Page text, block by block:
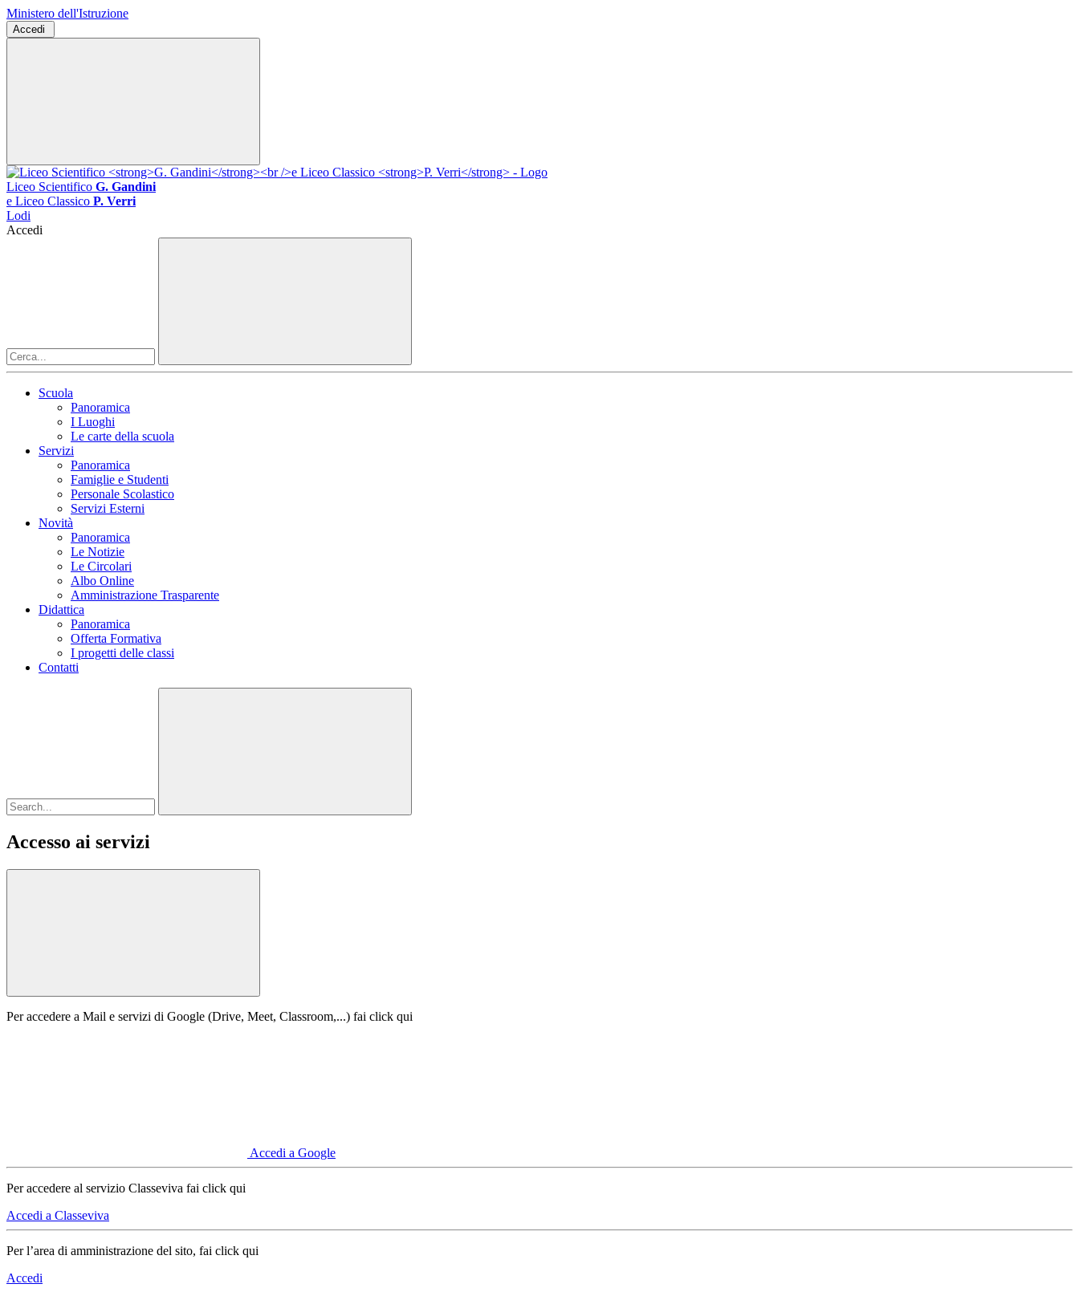
Ministero dell'Istruzione
Accedi
Liceo Scientifico G. Gandini
e Liceo Classico P. Verri
Lodi
Accedi
Scuola
Panoramica
I Luoghi
Le carte della scuola
Servizi
Panoramica
Famiglie e Studenti
Personale Scolastico
Servizi Esterni
Novità
Panoramica
Le Notizie
Le Circolari
Albo Online
Amministrazione Trasparente
Didattica
Panoramica
Offerta Formativa
I progetti delle classi
Contatti
Accesso ai servizi
Per accedere a Mail e servizi di Google (Drive, Meet, Classroom,...) fai click qui
Accedi a Google
Per accedere al servizio Classeviva fai click qui
Accedi a Classeviva
Per l’area di amministrazione del sito, fai click qui
Accedi